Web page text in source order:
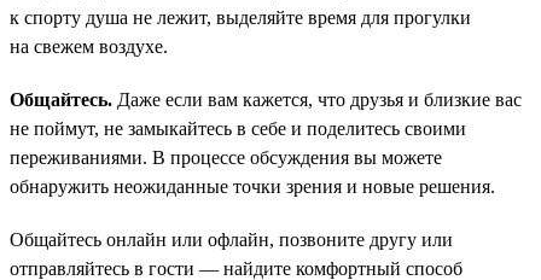
к спорту душа не лежит, выделяйте время для прогулки
на свежем воздухе.
Общайтесь. Даже если вам кажется, что друзья и близкие вас
не поймут, не замыкайтесь в себе и поделитесь своими
переживаниями. В процессе обсуждения вы можете
обнаружить неожиданные точки зрения и новые решения.
Общайтесь онлайн или офлайн, позвоните другу или
отправляйтесь в гости — найдите комфортный способ